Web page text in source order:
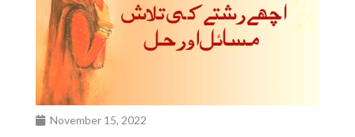
November 15, 2022